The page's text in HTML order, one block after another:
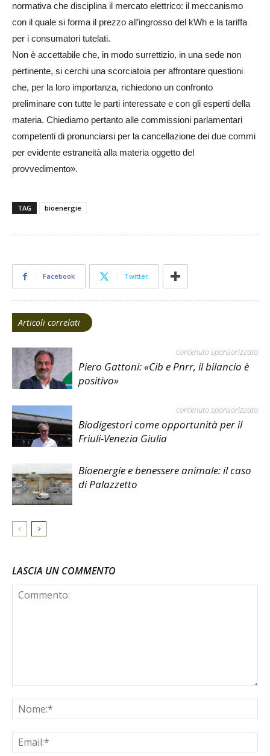
normativa che disciplina il mercato elettrico: il meccanismo
con il quale si forma il prezzo all’ingrosso del kWh e la tariffa
per i consumatori tutelati.
Non è accettabile che, in modo surrettizio, in una sede non
pertinente, si cerchi una scorciatoia per affrontare questioni
che, per la loro importanza, richiedono un confronto
preliminare con tutte le parti interessate e con gli esperti della
materia. Chiediamo pertanto alle commissioni parlamentari
competenti di pronunciarsi per la cancellazione dei due commi
per evidente estraneità alla materia oggetto del
provvedimento».
TAG bioenergie
Facebook Twitter
Articoli correlati
contenuto sponsorizzato
Piero Gattoni: «Cib e Pnrr, il bilancio è
positivo»
contenuto sponsorizzato
Biodigestori come opportunità per il
Friuli-Venezia Giulia
Bioenergie e benessere animale: il caso
di Palazzetto
LASCIA UN COMMENTO